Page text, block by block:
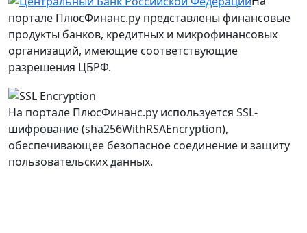
портале ПлюсФинанс.ру представлены финансовые
продукты банков, кредитных и микрофинансовых
организаций, имеющие соответствующие
разрешения ЦБРФ.
На портале ПлюсФинанс.ру используется SSL-
шифрование (sha256WithRSAEncryption),
обеспечивающее безопасное соединение и защиту
пользовательских данных.